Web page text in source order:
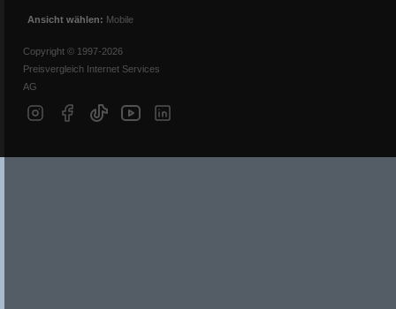
Ansicht wählen: Mobile
Copyright © 1997-2026
Preisvergleich Internet Services
AG